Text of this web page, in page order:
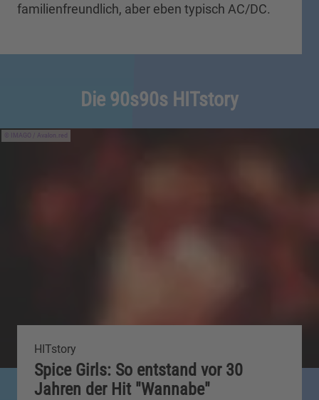
familienfreundlich, aber eben typisch AC/DC.
Die 90s90s HITstory
IMAGO / Avalon.red
HITstory
Spice Girls: So entstand vor 30
Jahren der Hit "Wannabe"